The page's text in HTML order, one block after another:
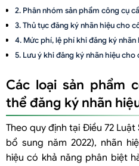
Phân nhóm sản phẩm công cụ
Thủ tục đăng ký nhãn hiệu cho
Mức phí, lệ phí khi đăng ký nhãn
Lưu ý khi đăng ký nhãn hiệu cho
Các loại sản phẩm
thể đăng ký nhãn
Theo quy định tại Điều 72
bổ sung năm 2022), nhãn
hiệu có khả năng phân biệt